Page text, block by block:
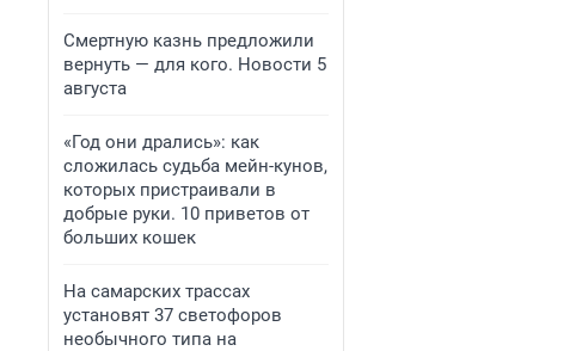
Смертную казнь предложили
вернуть — для кого. Новости 5
августа
«Год они дрались»: как
сложилась судьба мейн-кунов,
которых пристраивали в
добрые руки. 10 приветов от
больших кошек
На самарских трассах
установят 37 светофоров
необычного типа на